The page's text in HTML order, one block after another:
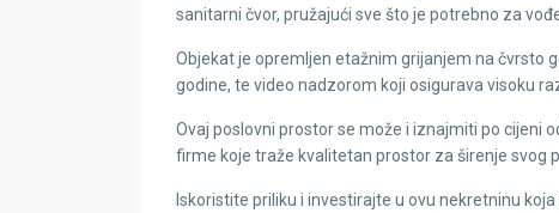
sanitarni čvor, pružajući sve što je potrebno za
Objekat je opremljen etažnim grijanjem na čvrsto
godine, te video nadzorom koji osigurava visoku
Ovaj poslovni prostor se može i iznajmiti po cijeni
firme koje traže kvalitetan prostor za širenje svog
Iskoristite priliku i investirajte u ovu nekretninu